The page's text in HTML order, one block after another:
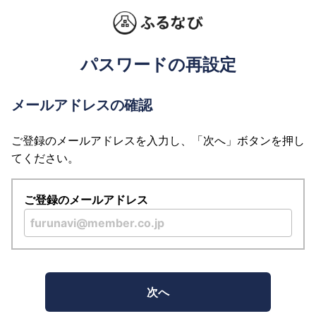
パスワードの再設定
メールアドレスの確認
ご登録のメールアドレスを入力し、「次へ」ボタンを押し
てください。
ご登録のメールアドレス